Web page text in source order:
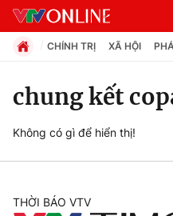
Chuyên mục
Chính trị
Xã hội
CHÍNH TRỊ XÃ HỘI
chung kết
Không có gì để hiển thị!
THỜI BÁO VTV